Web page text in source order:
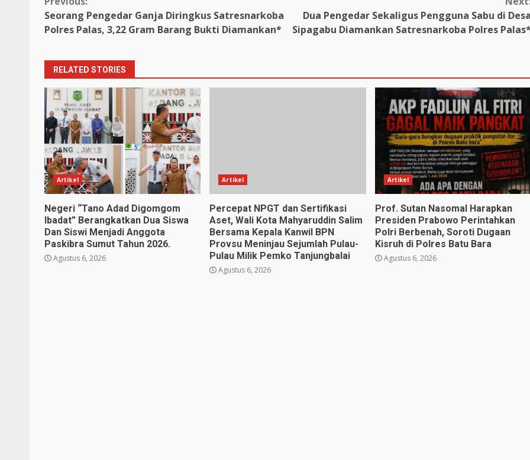
Continue
Reading
Seorang Pengedar Ganja Diringkus Satresnarkoba
Polres Palas, 3,22 Gram Barang Bukti Diamankan*
Dua Pengedar Sekaligus Pengguna Sabu di
Sipagabu Diamankan Satresnarkoba Polres
RELATED STORIES
Artikel
Negeri “Tano Adad Digomgom
Ibadat” Berangkatkan Dua Siswa
Dan Siswi Menjadi Anggota
Paskibra Sumut Tahun 2026.
Agustus 6, 2026
Artikel
Percepat NPGT dan Sertifikasi
Aset, Wali Kota Mahyaruddin Salim
Bersama Kepala Kanwil BPN
Provsu Meninjau Sejumlah Pulau-
Pulau Milik Pemko Tanjungbalai
Agustus 6, 2026
Artikel
Prof. Sutan Nasomal Harapkan
Presiden Prabowo Perintahkan
Polri Berbenah, Soroti Dugaan
Kisruh di Polres Batu Bara
Agustus 6, 2026